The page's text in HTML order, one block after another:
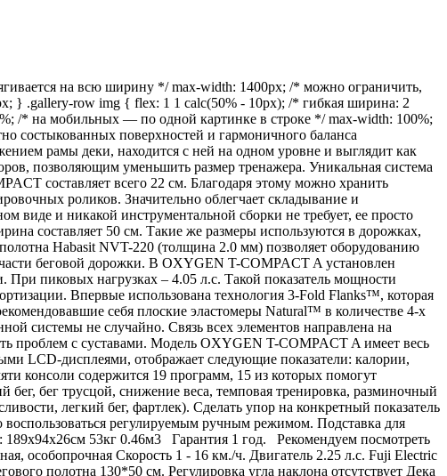
на всю ширину */ max-width: 1400px; /* можно ограничить,
} .gallery-row img { flex: 1 1 calc(50% - 10px); /* гибкая ширина: 2
/* на мобильных — по одной картинке в строке */ max-width: 100%;
состыкованных поверхностей и гармоничного баланса
рамы деки, находится с ней на одном уровне и выглядит как
позволяющим уменьшить размер тренажера. Уникальная система
составляет всего 22 см. Благодаря этому можно хранить
роликов. Значительно облегчает складывание и
виде и никакой инструментальной сборки не требует, ее просто
составляет 50 см. Такие же размеры используются в дорожках,
Habasit NVT-220 (толщина 2.0 мм) позволяет оборудованию
беговой дорожки. В OXYGEN T-COMPACT A установлен
При пиковых нагрузках – 4.05 л.с. Такой показатель мощности
Впервые использована технология 3-Fold Flanks™, которая
себя плоские эластомеры Natural™ в количестве 4-х
системы не случайно. Связь всех элементов направлена на
проблем с суставами. Модель OXYGEN T-COMPACT A имеет весь
LCD-дисплеями, отображает следующие показатели: калории,
консоли содержится 19 программ, 15 из которых помогут
бег, бег трусцой, снижение веса, темповая тренировка, разминочный
легкий бег, фартлек). Сделать упор на конкретный показатель
регулируемым ручным режимом. Подставка для
189х94х26см 53кг 0.46м3 Гарантия 1 год. Рекомендуем посмотреть
Скорость 1 - 16 км./ч. Двигатель 2.25 л.с. Fuji Electric
полотна 130*50 см. Регулировка угла наклона отсутствует Дека